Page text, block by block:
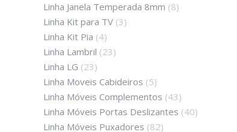
Linha Janela Temperada 8mm (8)
Linha Kit para TV (3)
Linha Kit Pia (4)
Linha Lambril (23)
Linha LG (23)
Linha Moveis Cabideiros (5)
Linha Móveis Complementos (43)
Linha Móveis Portas Deslizantes (40)
Linha Móveis Puxadores (82)